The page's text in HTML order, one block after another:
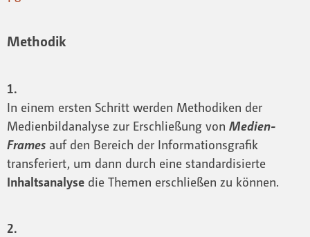
Methodik
1.
In einem ersten Schritt werden Methodiken der
Medienbildanalyse zur Erschließung von Medien-
Frames auf den Bereich der Informationsgrafik
transferiert, um dann durch eine standardisierte
Inhaltsanalyse die Themen erschließen zu können.
2.